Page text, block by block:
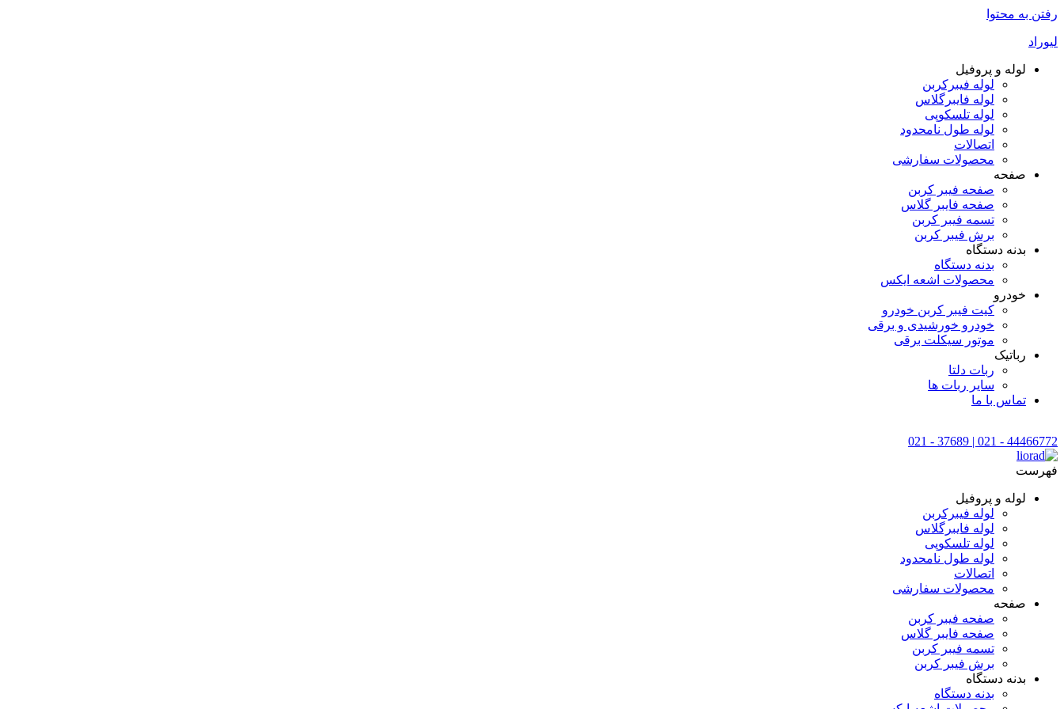
رفتن به محتوا
لیوراد
لوله و پروفیل
لوله فیبرکربن
لوله فایبرگلاس
لوله تلسکوپی
لوله طول نامحدود
اتصالات
محصولات سفارشی
صفحه
صفحه فیبر کربن
صفحه فایبر گلاس
تسمه فیبر کربن
برش فیبر کربن
بدنه دستگاه
بدنه دستگاه
محصولات اشعه ایکس
خودرو
کیت فیبر کربن خودرو
خودرو خورشیدی و برقی
موتور سیکلت برقی
رباتیک
ربات دلتا
سایر ربات ها
تماس با ما
44466772 - 021 | 37689 - 021
فهرست
لوله و پروفیل
لوله فیبرکربن
لوله فایبرگلاس
لوله تلسکوپی
لوله طول نامحدود
اتصالات
محصولات سفارشی
صفحه
صفحه فیبر کربن
صفحه فایبر گلاس
تسمه فیبر کربن
برش فیبر کربن
بدنه دستگاه
بدنه دستگاه